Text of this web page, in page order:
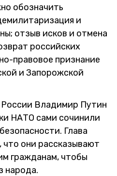
обозначить
и
отзыв исков и отмена
российских
правовое признание
и Запорожской
Владимир Путин
НАТО сами сочинили
Глава
что они рассказывают
гражданам, чтобы
народа.